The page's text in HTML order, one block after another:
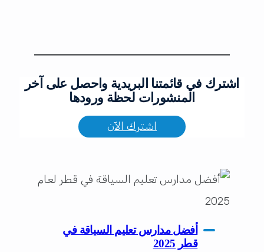
اشترك في قائمتنا البريدية واحصل على آخر
المنشورات لحظة ورودها
اشترك الآن
أفضل مدارس تعليم السياقة في
قطر 2025